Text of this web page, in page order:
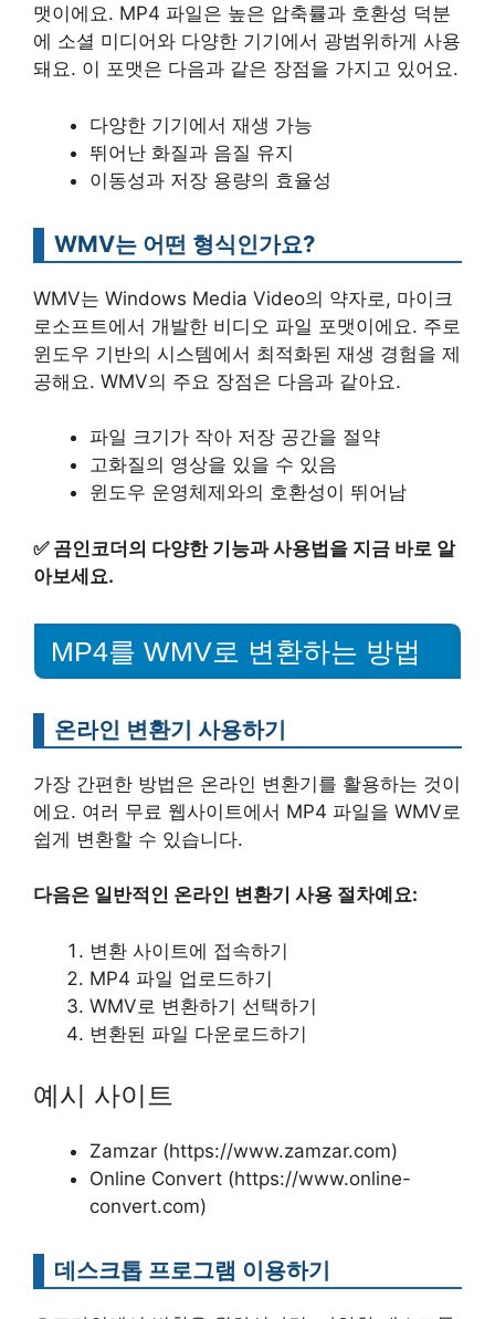
맷이에요. MP4 파일은 높은 압축률과 호환성 덕분
에 소셜 미디어와 다양한 기기에서 광범위하게 사용
돼요. 이 포맷은 다음과 같은 장점을 가지고 있어요.
다양한 기기에서 재생 가능
뛰어난 화질과 음질 유지
이동성과 저장 용량의 효율성
WMV는 어떤 형식인가요?
WMV는 Windows Media Video의 약자로, 마이크
로소프트에서 개발한 비디오 파일 포맷이에요. 주로
윈도우 기반의 시스템에서 최적화된 재생 경험을 제
공해요. WMV의 주요 장점은 다음과 같아요.
파일 크기가 작아 저장 공간을 절약
고화질의 영상을 있을 수 있음
윈도우 운영체제와의 호환성이 뛰어남
✅ 곰인코더의 다양한 기능과 사용법을 지금 바로 알
아보세요.
MP4를 WMV로 변환하는 방법
온라인 변환기 사용하기
가장 간편한 방법은 온라인 변환기를 활용하는 것이
에요. 여러 무료 웹사이트에서 MP4 파일을 WMV로
쉽게 변환할 수 있습니다.
다음은 일반적인 온라인 변환기 사용 절차예요:
변환 사이트에 접속하기
MP4 파일 업로드하기
WMV로 변환하기 선택하기
변환된 파일 다운로드하기
예시 사이트
Zamzar (https://www.zamzar.com)
Online Convert (https://www.online-
convert.com)
데스크톱 프로그램 이용하기